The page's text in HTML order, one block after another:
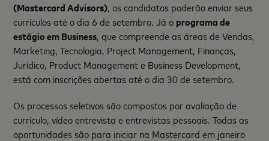
(Mastercard Advisors), os candidatos poderão enviar seus
currículos até o dia 6 de setembro. Já o programa de
estágio em Business, que compreende as áreas de Vendas,
Marketing, Tecnologia, Project Management, Finanças,
Jurídico, Product Management e Business Development,
está com inscrições abertas até o dia 30 de setembro.
Os processos seletivos são compostos por avaliação de
currículo, vídeo entrevista e entrevistas pessoais. Todas as
oportunidades são para iniciar na Mastercard em janeiro